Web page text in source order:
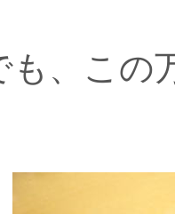
、この